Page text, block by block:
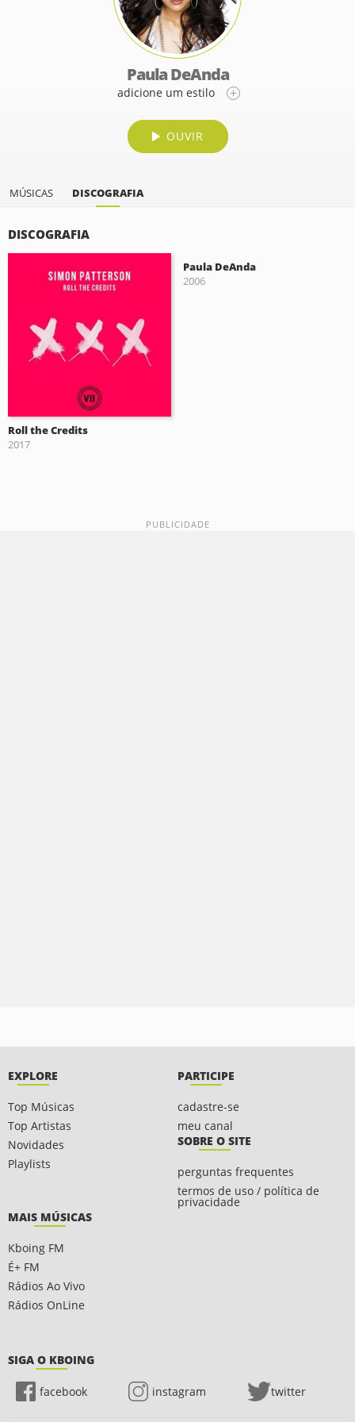
Paula DeAnda
adicione um estilo
OUVIR
MÚSICAS DISCOGRAFIA
DISCOGRAFIA
Roll the Credits
2017
Paula DeAnda
2006
EXPLORE
Top Músicas
Top Artistas
Novidades
Playlists
PARTICIPE
cadastre-se
meu canal
SOBRE O SITE
perguntas frequentes
termos de uso / política de
privacidade
MAIS MÚSICAS
Kboing FM
É+ FM
Rádios Ao Vivo
Rádios OnLine
SIGA O KBOING
facebook instagram twitter